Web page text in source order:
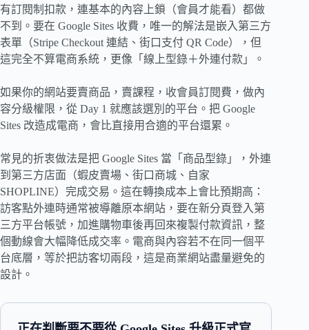
有訂閱制扣款，連基本的內容上鎖（會員才能看）都做
不到。要在 Google Sites 收費，唯一的解法是嵌入第三方
表單（Stripe Checkout 連結、街口支付 QR Code），但
這完全不算電商系統，更像「線上型錄＋外連付款」。
如果你的網站要賣商品，賣課程，收會員訂閱費，做內
容分級權限，從 Day 1 就應該選別的平台。把 Google
Sites 改造成電商，會比直接用合適的平台還累。
常見的折衷做法是把 Google Sites 當「商品型錄」，外連
到第三方店面（蝦皮賣場、街口商城、自家
SHOPLINE）完成交易。這在轉換成本上會比預期高：
訪客點外連時通常被導離原本網站，要在新分頁登入第
三方平台帳號，加進購物車後再回來複製付款資訊，整
個動線會大幅降低成交率。電商與內容若不在同一個平
台底層，等於把訪客切兩段，這是商業網站盡量避免的
設計。